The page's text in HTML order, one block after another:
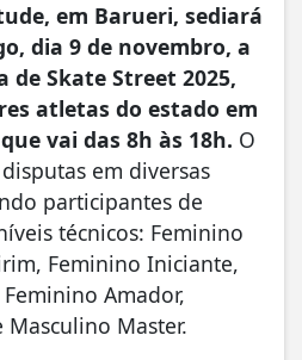
em Barueri, sediará
dia 9 de novembro, a
de Skate Street 2025,
atletas do estado em
vai das 8h às 18h. O
em diversas
participantes de
técnicos: Feminino
Feminino Iniciante,
Amador,
Master.